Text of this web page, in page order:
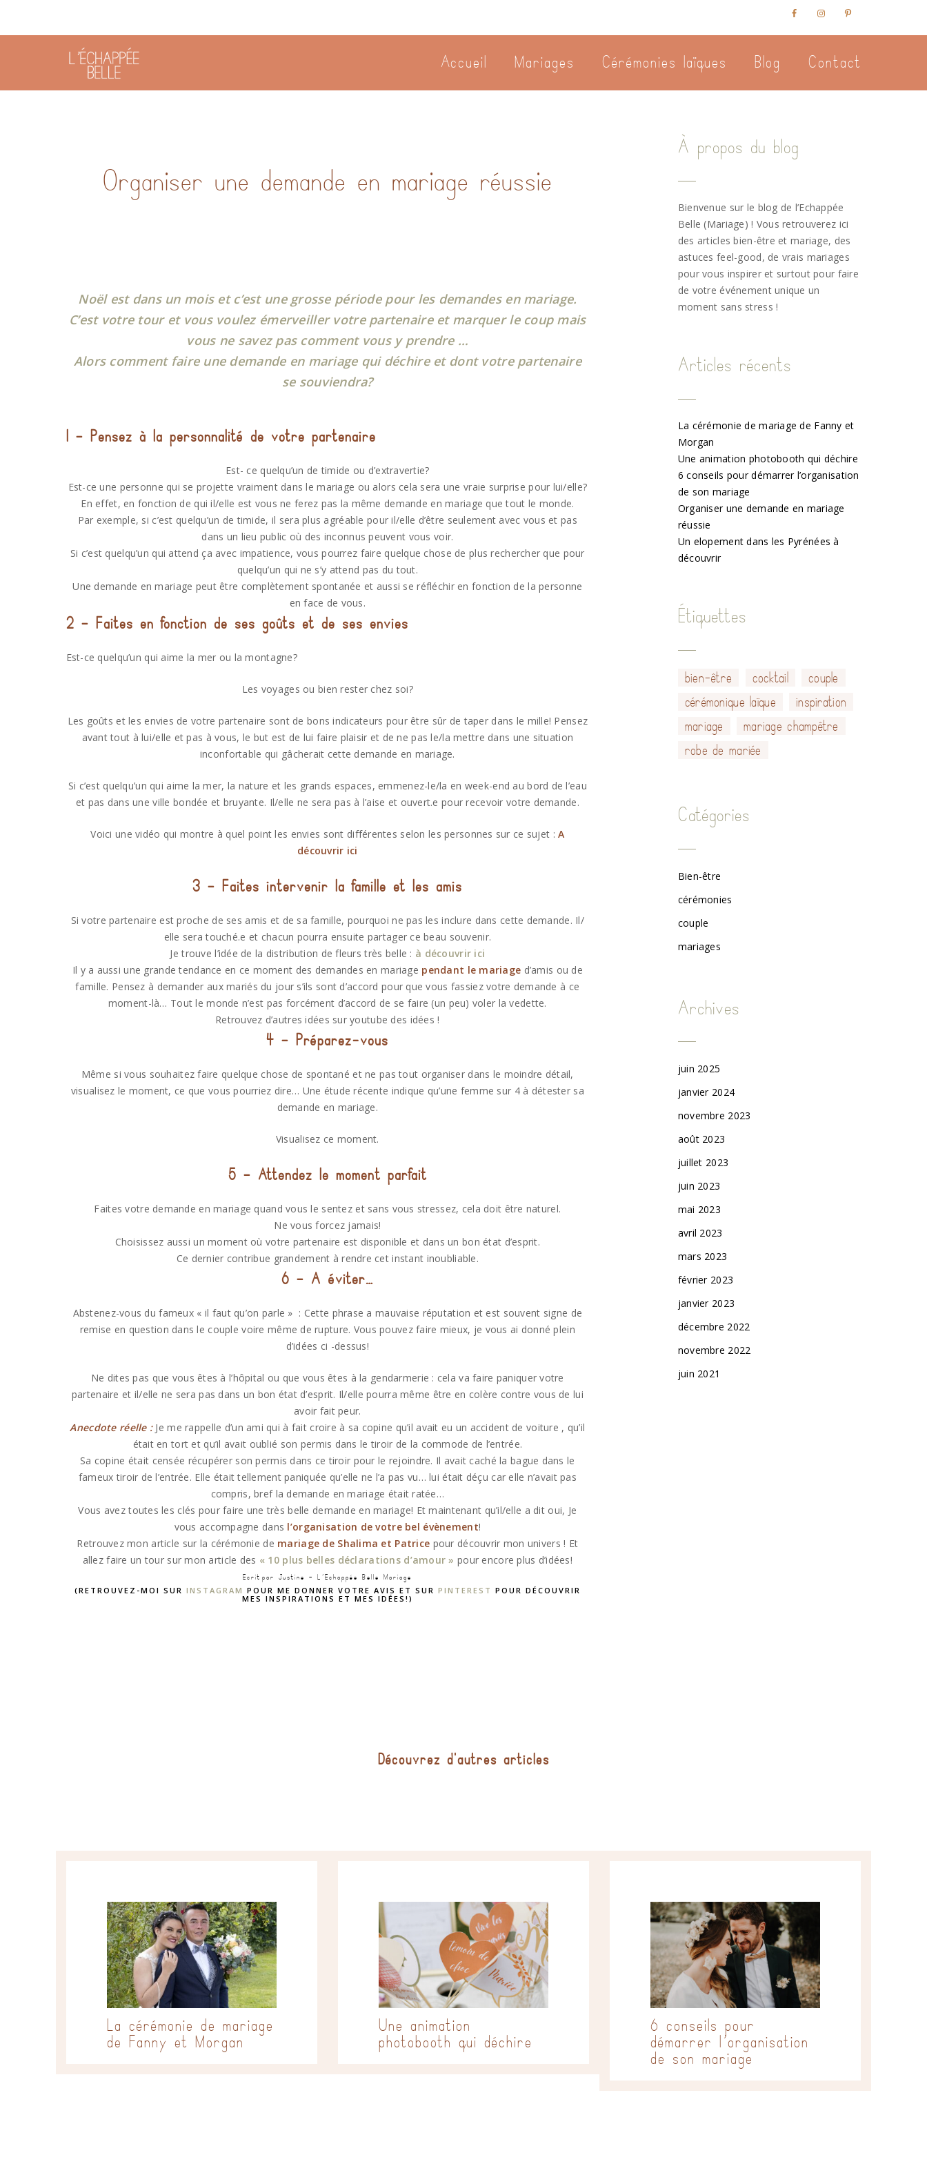
Accueil Mariages Cérémonies laïques Blog Contact
Organiser une demande en mariage réussie
Noël est dans un mois et c’est une grosse période pour les demandes en mariage.
C’est votre tour et vous voulez émerveiller votre partenaire et marquer le coup mais
vous ne savez pas comment vous y prendre …
Alors comment faire une demande en mariage qui déchire et dont votre partenaire
se souviendra?
1 – Pensez à la personnalité de votre partenaire
Est- ce quelqu’un de timide ou d’extravertie?
Est-ce une personne qui se projette vraiment dans le mariage ou alors cela sera une vraie surprise pour lui/elle?
En effet, en fonction de qui il/elle est vous ne ferez pas la même demande en mariage que tout le monde.
Par exemple, si c’est quelqu’un de timide, il sera plus agréable pour il/elle d’être seulement avec vous et pas
dans un lieu public où des inconnus peuvent vous voir.
Si c’est quelqu’un qui attend ça avec impatience, vous pourrez faire quelque chose de plus rechercher que pour
quelqu’un qui ne s’y attend pas du tout.
Une demande en mariage peut être complètement spontanée et aussi se réfléchir en fonction de la personne
en face de vous.
2 – Faites en fonction de ses goûts et de ses envies
Est-ce quelqu’un qui aime la mer ou la montagne?
Les voyages ou bien rester chez soi?
Les goûts et les envies de votre partenaire sont de bons indicateurs pour être sûr de taper dans le mille! Pensez
avant tout à lui/elle et pas à vous, le but est de lui faire plaisir et de ne pas le/la mettre dans une situation
inconfortable qui gâcherait cette demande en mariage.
Si c’est quelqu’un qui aime la mer, la nature et les grands espaces, emmenez-le/la en week-end au bord de l’eau
et pas dans une ville bondée et bruyante. Il/elle ne sera pas à l’aise et ouvert.e pour recevoir votre demande.
Voici une vidéo qui montre à quel point les envies sont différentes selon les personnes sur ce sujet :A
découvrir ici
3 – Faites intervenir la famille et les amis
Si votre partenaire est proche de ses amis et de sa famille, pourquoi ne pas les inclure dans cette demande. Il/
elle sera touché.e et chacun pourra ensuite partager ce beau souvenir.
Je trouve l’idée de la distribution de fleurs très belle : à découvrir ici
Il y a aussi une grande tendance en ce moment des demandes en mariage pendant le mariage d’amis ou de
famille. Pensez à demander aux mariés du jour s’ils sont d’accord pour que vous fassiez votre demande à ce
moment-là… Tout le monde n’est pas forcément d’accord de se faire (un peu) voler la vedette.
Retrouvez d’autres idées sur youtube des idées !
4 – Préparez-vous
Même si vous souhaitez faire quelque chose de spontané et ne pas tout organiser dans le moindre détail,
visualisez le moment, ce que vous pourriez dire… Une étude récente indique qu’une femme sur 4 à détester sa
demande en mariage.
Visualisez ce moment.
5 – Attendez le moment parfait
Faites votre demande en mariage quand vous le sentez et sans vous stressez, cela doit être naturel.
Ne vous forcez jamais!
Choisissez aussi un moment où votre partenaire est disponible et dans un bon état d’esprit.
Ce dernier contribue grandement à rendre cet instant inoubliable.
6 – A éviter…
Abstenez-vous du fameux « il faut qu’on parle » : Cette phrase a mauvaise réputation et est souvent signe de
remise en question dans le couple voire même de rupture. Vous pouvez faire mieux, je vous ai donné plein
d’idées ci -dessus!
Ne dites pas que vous êtes à l’hôpital ou que vous êtes à la gendarmerie : cela va faire paniquer votre
partenaire et il/elle ne sera pas dans un bon état d’esprit. Il/elle pourra même être en colère contre vous de lui
avoir fait peur.
Anecdote réelle :Je me rappelle d’un ami qui à fait croire à sa copine qu’il avait eu un accident de voiture , qu’il
était en tort et qu’il avait oublié son permis dans le tiroir de la commode de l’entrée.
Sa copine était censée récupérer son permis dans ce tiroir pour le rejoindre. Il avait caché la bague dans le
fameux tiroir de l’entrée. Elle était tellement paniquée qu’elle ne l’a pas vu… lui était déçu car elle n’avait pas
compris, bref la demande en mariage était ratée…
Vous avez toutes les clés pour faire une très belle demande en mariage! Et maintenant qu’il/elle a dit oui, Je
vous accompagne dans l’organisation de votre bel évènement!
Retrouvez mon article sur la cérémonie de mariage de Shalima et Patrice pour découvrir mon univers ! Et
allez faire un tour sur mon article des « 10 plus belles déclarations d’amour » pour encore plus d’idées!
Ecrit par Justine – L’Echappée Belle Mariage
(RETROUVEZ-MOI SUR INSTAGRAM POUR ME DONNER VOTRE AVIS ET SUR PINTEREST POUR DÉCOUVRIR
MES INSPIRATIONS ET MES IDÉES!)
À propos du blog
Bienvenue sur le blog de l’Echappée
Belle (Mariage) ! Vous retrouverez ici
des articles bien-être et mariage, des
astuces feel-good, de vrais mariages
pour vous inspirer et surtout pour faire
de votre événement unique un
moment sans stress !
Articles récents
La cérémonie de mariage de Fanny et
Morgan
Une animation photobooth qui déchire
6 conseils pour démarrer l’organisation
de son mariage
Organiser une demande en mariage
réussie
Un elopement dans les Pyrénées à
découvrir
Étiquettes
bien-être cocktail
couple
cérémonique laïque
inspiration
mariage
mariage champêtre
robe de mariée
Catégories
Bien-être
cérémonies
couple
mariages
Archives
juin 2025
janvier 2024
novembre 2023
août 2023
juillet 2023
juin 2023
mai 2023
avril 2023
mars 2023
février 2023
janvier 2023
décembre 2022
novembre 2022
juin 2021
Découvrez d'autres articles
La cérémonie de mariage
de Fanny et Morgan
Une animation
photobooth qui déchire
6 conseils pour
démarrer l’organisation
de son mariage